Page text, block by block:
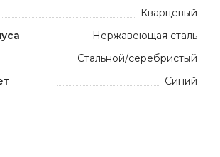
Кварцевый
Нержавеющая сталь
Стальной/серебристый
Синий